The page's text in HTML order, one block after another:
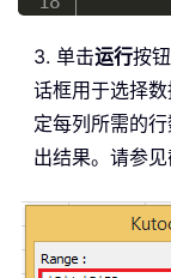
End
3. 单击运行按
话框用于选择
定每列所需的
出结果。请参见